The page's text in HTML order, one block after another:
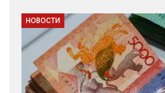
НОВОСТИ